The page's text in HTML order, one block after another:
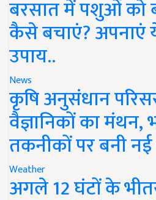
बरसात में पशुओं को
कैसे बचाएं? अपनाएं
उपाय..
News
कृषि अनुसंधान
वैज्ञानिकों का मंथन,
तकनीकों पर बनी
Weather
अगले 12 घंटों के